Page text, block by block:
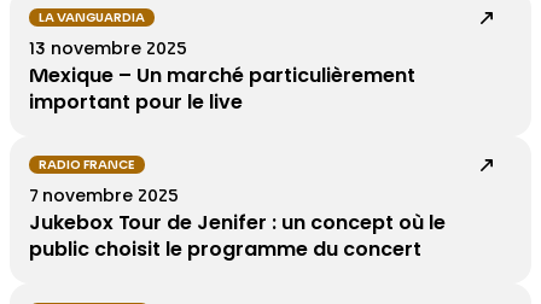
LA VANGUARDIA
13 novembre 2025
Mexique – Un marché particulièrement
important pour le live
RADIO FRANCE
7 novembre 2025
Jukebox Tour de Jenifer : un concept où le
public choisit le programme du concert